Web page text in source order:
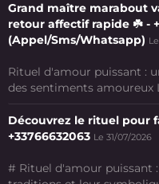
Grand maître marabout
retour affectif rapide ☘️ -
(Appel/Sms/Whatsapp)
Rituel d'amour puissant :
des sentiments amoureux
Découvrez le rituel pour
+33766632063 Le 31/07/2026
# Rituel d'amour puissant